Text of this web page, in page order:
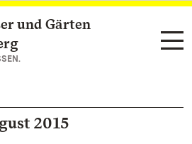
und Gärten
2015